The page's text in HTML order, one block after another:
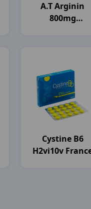
A.t Arginin
800mg
Cystine B6
H2vi10v